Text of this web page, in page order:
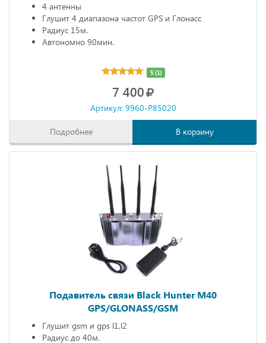
4 антенны
Глушит 4 диапазона частот GPS и Глонасс
Радиус 15м.
Автономно 90мин.
5 (1)
7 400
Артикул: 9960-P85020
Подробнее В корзину
Подавитель связи Black Hunter M40
GPS/GLONASS/GSM
Глушит gsm и gps l1,l2
Радиус до 40м.